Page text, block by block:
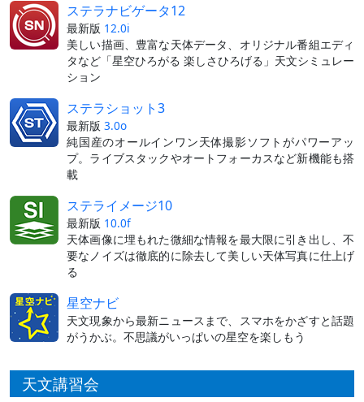
ステラナビゲータ12
最新版 12.0i
美しい描画、豊富な天体データ、オリジナル番組エディ
タなど「星空ひろがる 楽しさひろげる」天文シミュレー
ション
ステラショット3
最新版 3.0o
純国産のオールインワン天体撮影ソフトがパワーアッ
プ。ライブスタックやオートフォーカスなど新機能も搭
載
ステライメージ10
最新版 10.0f
天体画像に埋もれた微細な情報を最大限に引き出し、不
要なノイズは徹底的に除去して美しい天体写真に仕上げ
る
星空ナビ
天文現象から最新ニュースまで、スマホをかざすと話題
がうかぶ。不思議がいっぱいの星空を楽しもう
天文講習会